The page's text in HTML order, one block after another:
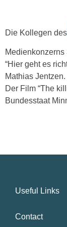
Die Kollegen des
Medienkonzerns
“Hier geht es
Mathias
Der Film “The
Bundesstaat
Useful Links
Contact